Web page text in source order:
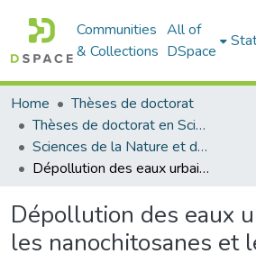
Communities
& Collections
All of
DSpace
Home
Thèses de doctorat
Thèses de doctorat en Sciences
Sciences de la Nature et de la Vie - علوم الطبيعة و الحياة
Dépollution des eaux urbaines par les nanochitosanes et les biofilms
Dépollution des eaux
les nanochitosanes et